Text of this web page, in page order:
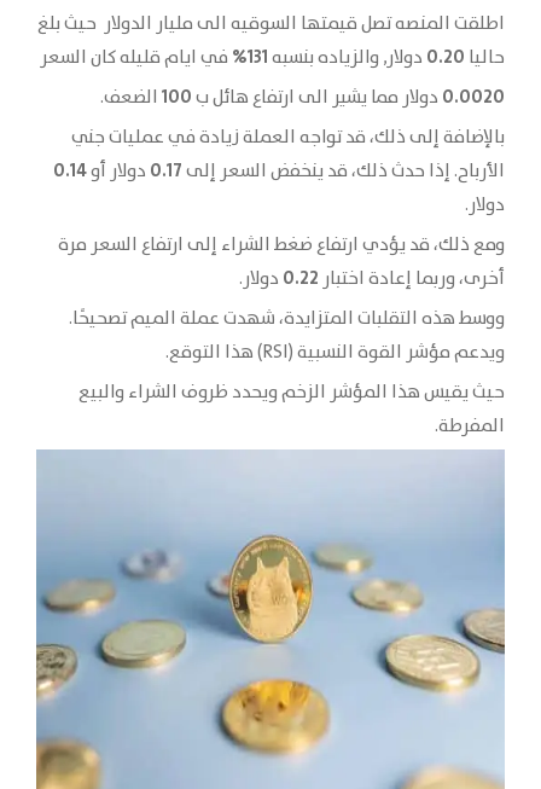
اطلقت المنصه تصل قيمتها السوقيه الى مليار الدولار حيث بلغ
حاليا 0.20 دولار, والزياده بنسبه في ايام قليله كان السعر
0.0020 دولار مما يشير الى ارتفاع هائل ب
الضعف.
بالإضافة إلى ذلك، قد تواجه العملة زيادة في عمليات جني
الأرباح. إذا حدث ذلك، قد ينخفض السعر إلى
دولار أو0.14
دولار.
ومع ذلك، قد يؤدي ارتفاع ضغط الشراء إلى ارتفاع السعر مرة
أخرى، وربما إعادة اختبار
دولار.
ووسط هذه التقلبات المتزايدة، شهدت عملة الميم تصحيحًا.
ويدعم مؤشر القوة النسبية (RSI) هذا التوقع.
حيث يقيس هذا المؤشر الزخم ويحدد ظروف الشراء والبيع
المفرطة.